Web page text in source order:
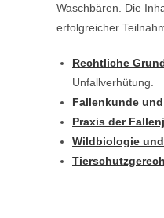
Waschbären. Die
erfolgreicher
Rechtliche
Unfallverhütung.
Fallenkunde
Praxis der
Wildbiologie